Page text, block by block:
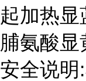
起加热
脯氨酸显
安全说明